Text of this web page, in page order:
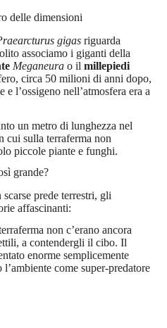
delle dimensioni
gigas riguarda
associamo i giganti della
Meganeura o il millepiedi
circa 50 milioni di anni dopo,
l’ossigeno nell’atmosfera era a
un metro di lunghezza nel
cui sulla terraferma non
piccole piante e funghi.
grande?
prede terrestri, gli
affascinanti:
non c’erano ancora
a contendergli il cibo. Il
enorme semplicemente
come super-predatore